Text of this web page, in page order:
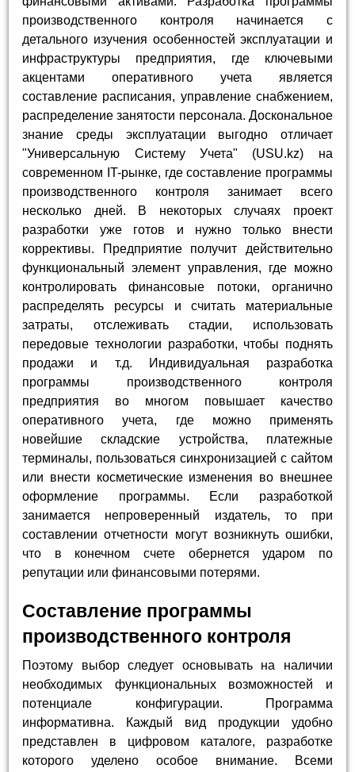
производственного контроля начинается с
детального изучения особенностей эксплуатации и
инфраструктуры предприятия, где ключевыми
акцентами оперативного учета является
составление расписания, управление снабжением,
распределение занятости персонала. Доскональное
знание среды эксплуатации выгодно отличает
"Универсальную Систему Учета" (USU.kz) на
современном IT-рынке, где составление программы
производственного контроля занимает всего
несколько дней. В некоторых случаях проект
разработки уже готов и нужно только внести
коррективы. Предприятие получит действительно
функциональный элемент управления, где можно
контролировать финансовые потоки, органично
распределять ресурсы и считать материальные
затраты, отслеживать стадии, использовать
передовые технологии разработки, чтобы поднять
продажи и т.д. Индивидуальная разработка
программы производственного контроля
предприятия во многом повышает качество
оперативного учета, где можно применять
новейшие складские устройства, платежные
терминалы, пользоваться синхронизацией с сайтом
или внести косметические изменения во внешнее
оформление программы. Если разработкой
занимается непроверенный издатель, то при
составлении отчетности могут возникнуть ошибки,
что в конечном счете обернется ударом по
репутации или финансовыми потерями.
Составление программы
производственного контроля
Поэтому выбор следует основывать на наличии
необходимых функциональных возможностей и
потенциале конфигурации. Программа
информативна. Каждый вид продукции удобно
представлен в цифровом каталоге, разработке
которого уделено особое внимание. Всеми